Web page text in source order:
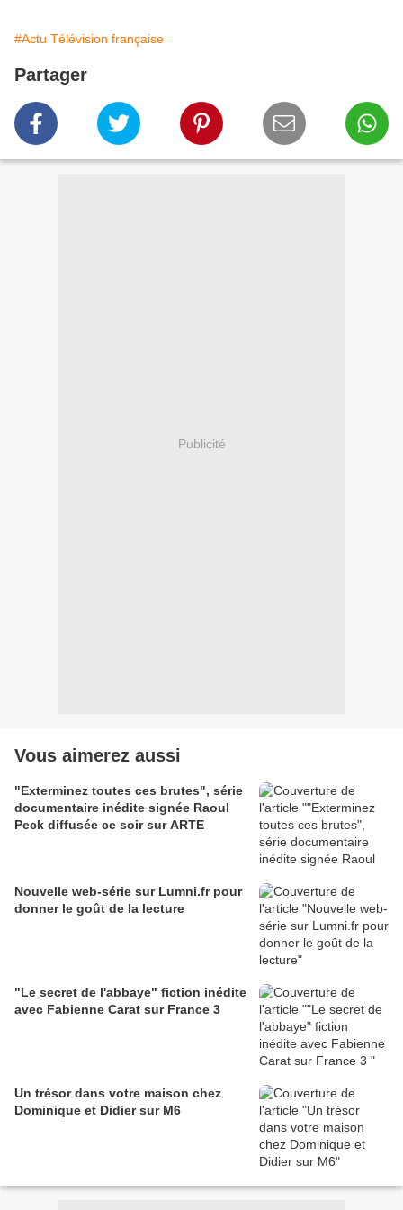
#Actu Télévision française
Partager
Publicité
Vous aimerez aussi
"Exterminez toutes ces brutes", série
documentaire inédite signée Raoul
Peck diffusée ce soir sur ARTE
Nouvelle web-série sur Lumni.fr pour
donner le goût de la lecture
"Le secret de l'abbaye" fiction inédite
avec Fabienne Carat sur France 3
Un trésor dans votre maison chez
Dominique et Didier sur M6